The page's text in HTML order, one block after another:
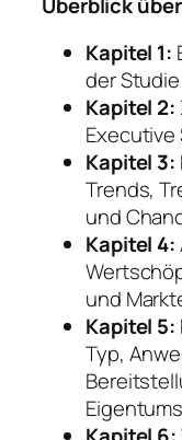
Kapitel 1:
der Studie
Kapitel 2:
Executive
Kapitel 3:
Trends,
und
Kapitel 4:
und
Kapitel 5:
Typ,